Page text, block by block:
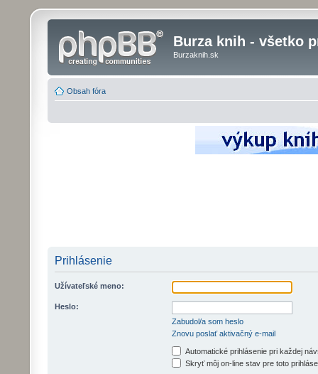
Burza knih - všetko
Burzaknih.sk
Obsah fóra
Prihlásenie
Užívateľské meno:
Heslo:
Zabudol/a som heslo
Znovu poslať aktivačný e-mail
Automatické prihlásenie pri každej
Skryť môj on-line stav pre toto